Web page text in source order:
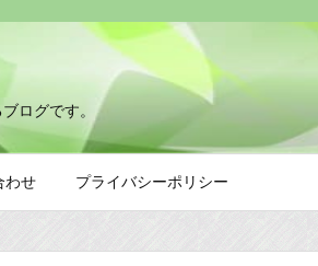
ログです。
わせ プライバシーポリシー